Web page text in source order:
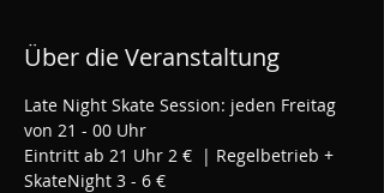
Über die Veranstaltung
Late Night Skate Session: jeden Freitag
von 21 - 00 Uhr
Eintritt ab 21 Uhr 2 €  | Regelbetrieb +
SkateNight 3 - 6 €